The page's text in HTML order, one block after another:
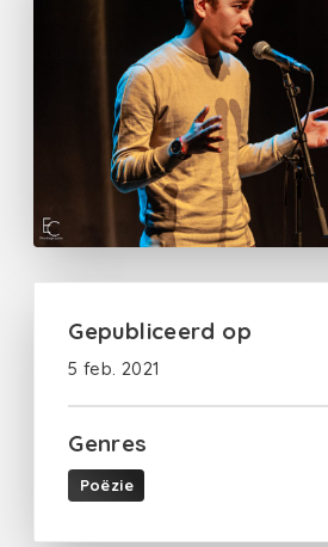
Gepubliceerd op
5 feb. 2021
Genres
Poëzie